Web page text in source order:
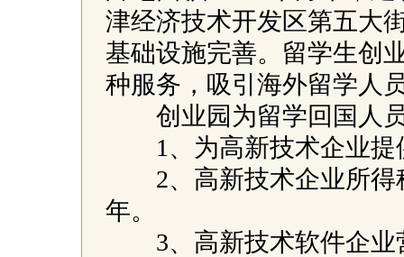
津经济技术开发区第五大
基础设施完善。留学生创
种服务，吸引海外留学人
创业园为留学回国人
1、为高新技术企业提
2、高新技术企业所得
年。
3、高新技术软件企业